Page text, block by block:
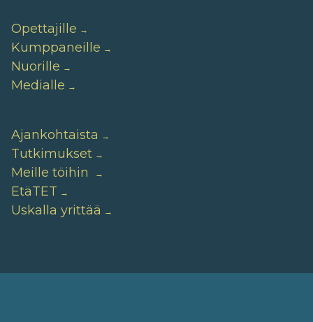
Opettajille
Kumppaneille
Nuorille
Medialle
Ajankohtaista
Tutkimukset
Meille töihin
EtäTET
Uskalla yrittää